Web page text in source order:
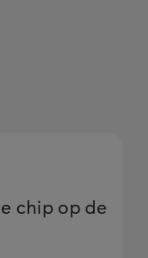
chip op de